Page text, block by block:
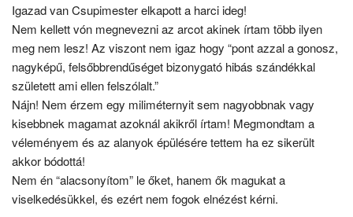
Igazad van Csupimester elkapott a harci ideg!
Nem kellett vón megnevezni az arcot akinek írtam több ilyen
meg nem lesz! Az viszont nem igaz hogy “pont azzal a gonosz,
nagyképű, felsőbbrendűséget bizonygató hibás szándékkal
született ami ellen felszólalt.”
Nájn! Nem érzem egy miliméternyit sem nagyobbnak vagy
kisebbnek magamat azoknál akikről írtam! Megmondtam a
véleményem és az alanyok épülésére tettem ha ez sikerült
akkor bódottá!
Nem én “alacsonyítom” le őket, hanem ők magukat a
viselkedésükkel, és ezért nem fogok elnézést kérni.